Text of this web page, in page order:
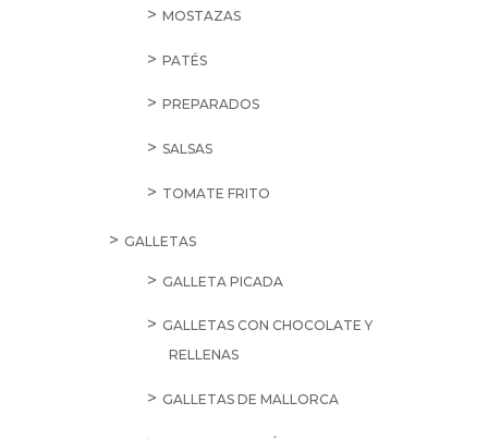
MOSTAZAS
PATÉS
PREPARADOS
SALSAS
TOMATE FRITO
GALLETAS
GALLETA PICADA
GALLETAS CON CHOCOLATE Y
RELLENAS
GALLETAS DE MALLORCA